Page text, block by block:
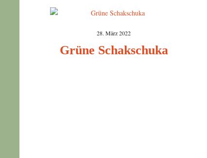
28. März 2022
Grüne Schakschuka